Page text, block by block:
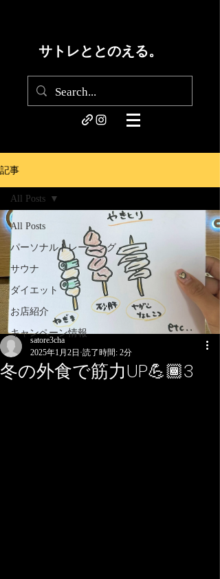
サトレととのえる。
記事
All Posts
パーソナルトレーニング
サウナ
ダイエット
お店紹介
キャンペーン情報
All Posts
冬の外食で筋力UP💪🏾3
satore3cha
2025年1月2日 読了時間: 2分